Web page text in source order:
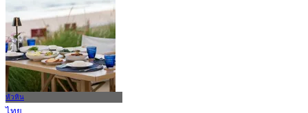
หัวหิน